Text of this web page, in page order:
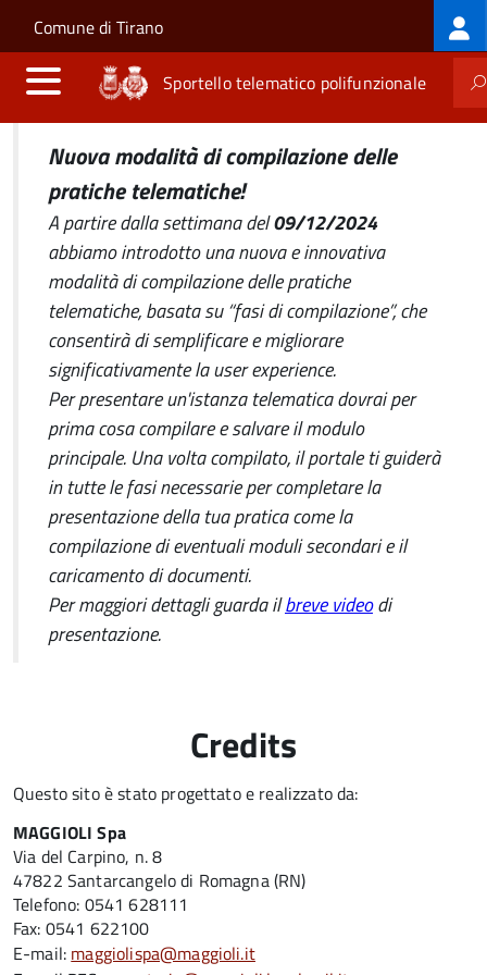
Salta al contenuto principale
Skip to site navigation
Comune di Tirano
Sportello telematico polifunzionale
Nuova modalità di compilazione delle
pratiche telematiche!
A partire dalla settimana del09/12/2024
abbiamo introdotto una nuova e innovativa
modalità di compilazione delle pratiche
telematiche, basata su “fasi di compilazione”, che
consentirà di semplificare e migliorare
significativamente la user experience.
Per presentare un'istanza telematica dovrai per
prima cosa compilare e salvare il modulo
principale. Una volta compilato, il portale ti guiderà
in tutte le fasi necessarie per completare la
presentazione della tua pratica come la
compilazione di eventuali moduli secondari e il
caricamento di documenti.
Per maggiori dettagli guarda ilbreve videodi
presentazione.
Credits
Questo sito è stato progettato e realizzato da:
MAGGIOLI Spa
Via del Carpino, n. 8
47822 Santarcangelo di Romagna (RN)
Telefono: 0541 628111
Fax: 0541 622100
E-mail: maggiolispa@maggioli.it